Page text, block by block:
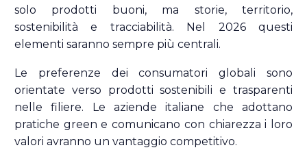
solo prodotti buoni, ma storie, territorio,
sostenibilità e tracciabilità. Nel 2026 questi
elementi saranno sempre più centrali.
Le preferenze dei consumatori globali sono
orientate verso prodotti sostenibili e trasparenti
nelle filiere. Le aziende italiane che adottano
pratiche green e comunicano con chiarezza i loro
valori avranno un vantaggio competitivo.